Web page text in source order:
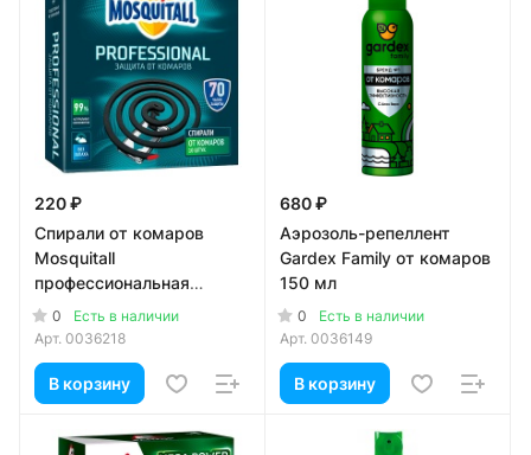
220 ₽
Спирали от комаров
Mosquitall
профессиональная
защита 10 шт
0
Есть в наличии
Арт. 0036218
В корзину
680 ₽
Аэрозоль-репеллент
Gardex Family от комаров
150 мл
0
Есть в наличии
Арт. 0036149
В корзину